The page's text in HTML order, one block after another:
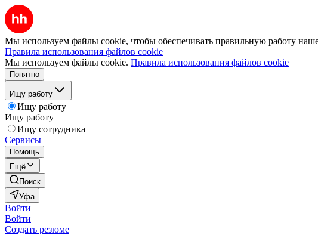
Мы используем файлы cookie, чтобы обеспечивать правильную работу
Правила использования файлов cookie
Мы используем файлы cookie. Правила использования файлов cookie
Понятно
Ищу работу
Ищу работу
Ищу работу
Ищу сотрудника
Сервисы
Помощь
Ещё
Поиск
Уфа
Войти
Войти
Создать резюме